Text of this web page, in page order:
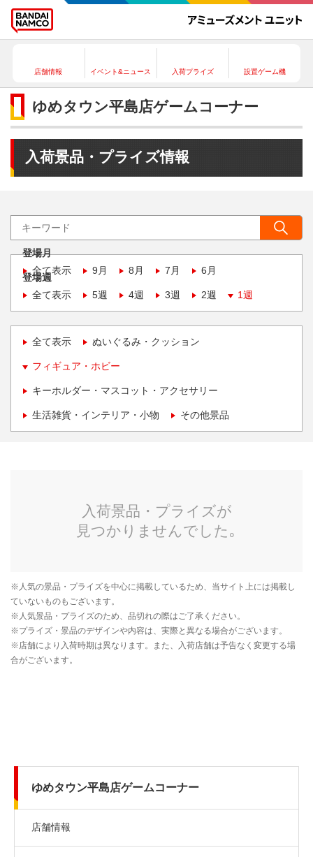
店舗情報 イベント&ニュース 入荷プライズ 設置ゲーム機
ゆめタウン平島店ゲームコーナー
入荷景品・プライズ情報
登場月
全て表示
9月 8月 7月 6月
登場週
全て表示
5週 4週 3週 2週 1週
全て表示 ぬいぐるみ・クッション
フィギュア・ホビー
キーホルダー・マスコット・アクセサリー
生活雑貨・インテリア・小物 その他景品
ゆめタウン平島店ゲームコーナー
店舗情報